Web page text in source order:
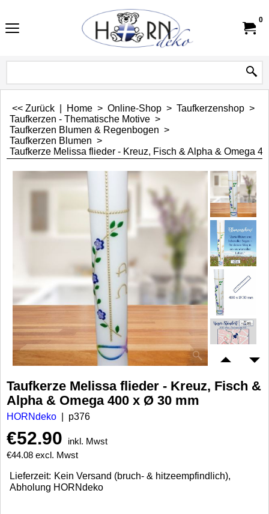
0
<< Zurück Home > Online-Shop > Taufkerzenshop >
Taufkerzen - Thematische Motive >
Taufkerzen Blumen & Regenbogen >
Taufkerzen Blumen >
Taufkerze Melissa flieder - Kreuz, Fisch & Alpha & Omega
Taufkerze Melissa flieder - Kreuz, Fisch &
Alpha & Omega 400 x Ø 30 mm
HORNdeko p376
€52.90
inkl. Mwst
€44.08 excl. Mwst
Lieferzeit: Kein Versand (bruch- & hitzeempfindlich),
Abholung HORNdeko